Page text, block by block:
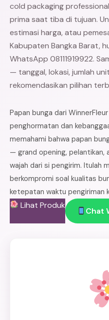
cold packaging
prima saat tiba di tujuan.
estimasi harga, atau
Kabupaten Bangka Barat,
WhatsApp 08111919922.
— tanggal, lokasi, jumlah
rekomendasikan pilihan
Papan bunga dari
penghormatan dan
memahami bahwa papan
— grand opening, pelantikan,
wajah dari si pengirim. Itulah
berkompromi soal kualitas
ketepatan waktu pengiriman
Lihat Produk
Chat